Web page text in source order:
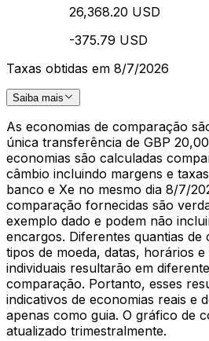
26,368.20 USD
-375.79 USD
Taxas obtidas em 8/7/2026
Saiba mais
As economias de comparação
única transferência de GBP
economias são calculadas
câmbio incluindo margens e
banco e Xe no mesmo dia 8/7/
comparação fornecidas são
exemplo dado e podem não
encargos. Diferentes quantias de
tipos de moeda, datas, horários
individuais resultarão em
comparação. Portanto, esses
indicativos de economias reais e
apenas como guia. O gráfico de
atualizado trimestralmente.